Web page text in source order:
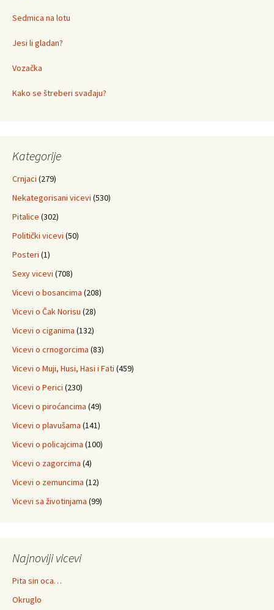
Sedmica na lotu
Jesi li gladan?
Vozačka
Kako se štreberi svađaju?
Kategorije
Crnjaci (279)
Nekategorisani vicevi (530)
Pitalice (302)
Politički vicevi (50)
Posteri (1)
Sexy vicevi (708)
Vicevi o bosancima (208)
Vicevi o Čak Norisu (28)
Vicevi o ciganima (132)
Vicevi o crnogorcima (83)
Vicevi o Muji, Husi, Hasi i Fati (459)
Vicevi o Perici (230)
Vicevi o piroćancima (49)
Vicevi o plavušama (141)
Vicevi o policajcima (100)
Vicevi o zagorcima (4)
Vicevi o zemuncima (12)
Vicevi sa životinjama (99)
Najnoviji vicevi
Pita sin oca…
Okruglo